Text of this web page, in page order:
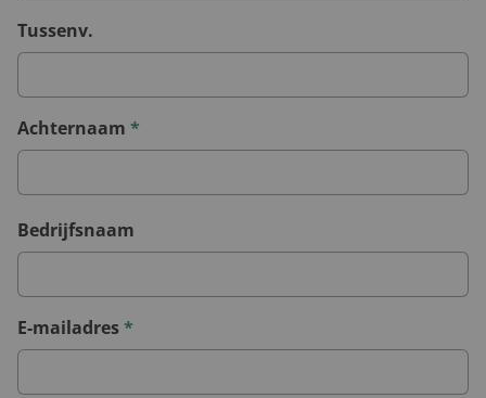
Tussenv.
Achternaam *
Bedrijfsnaam
E-mailadres*